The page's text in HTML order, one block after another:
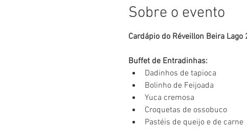
Sobre o evento
Cardápio do Réveillon Beira Lago
Buffet de Entradinhas:
Dadinhos de tapioca
Bolinho de Feijoada
Yuca cremosa
Croquetas de ossobuco
Pastéis de queijo e de carne